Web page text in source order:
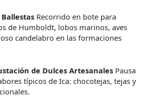
Recorrido en bote para
de Humboldt, lobos marinos, aves
candelabro en las formaciones
de Dulces Artesanales Pausa
típicos de Ica: chocotejas, tejas y